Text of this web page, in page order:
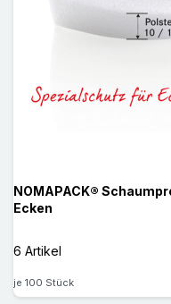
NOMAPACK®
Ecken
6 Artikel
je 100 Stück